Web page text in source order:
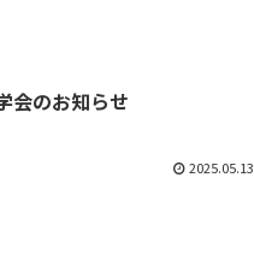
会のお知らせ
2025.05.13